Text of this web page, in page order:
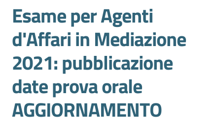
Gestire
Impresa
Promuovere
Impresa
e
territorio
Salta al contenuto
Esame per Agenti
d'Affari in Mediazione
2021: pubblicazione
date prova orale
AGGIORNAMENTO